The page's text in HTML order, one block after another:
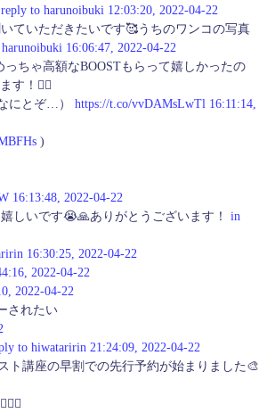
to harunoibuki 12:03:20, 2022-04-22
ていただきたいです🥰うちのワンコの写真
16:06:47, 2022-04-22
ちゃ高額なBOOSTもらって嬉しかったの
す！🙇‍♀️
にとぞ…） https://t.co/vvDAMsLwTl 16:11:14,
)
16:13:48, 2022-04-22
しいです😭🙏ありがとうございます！ in
16:30:25, 2022-04-22
2022-04-22
2022-04-22
されたい
to hiwataririn 21:24:09, 2022-04-22
ト講座の早割での先行予約が始まりました🎨